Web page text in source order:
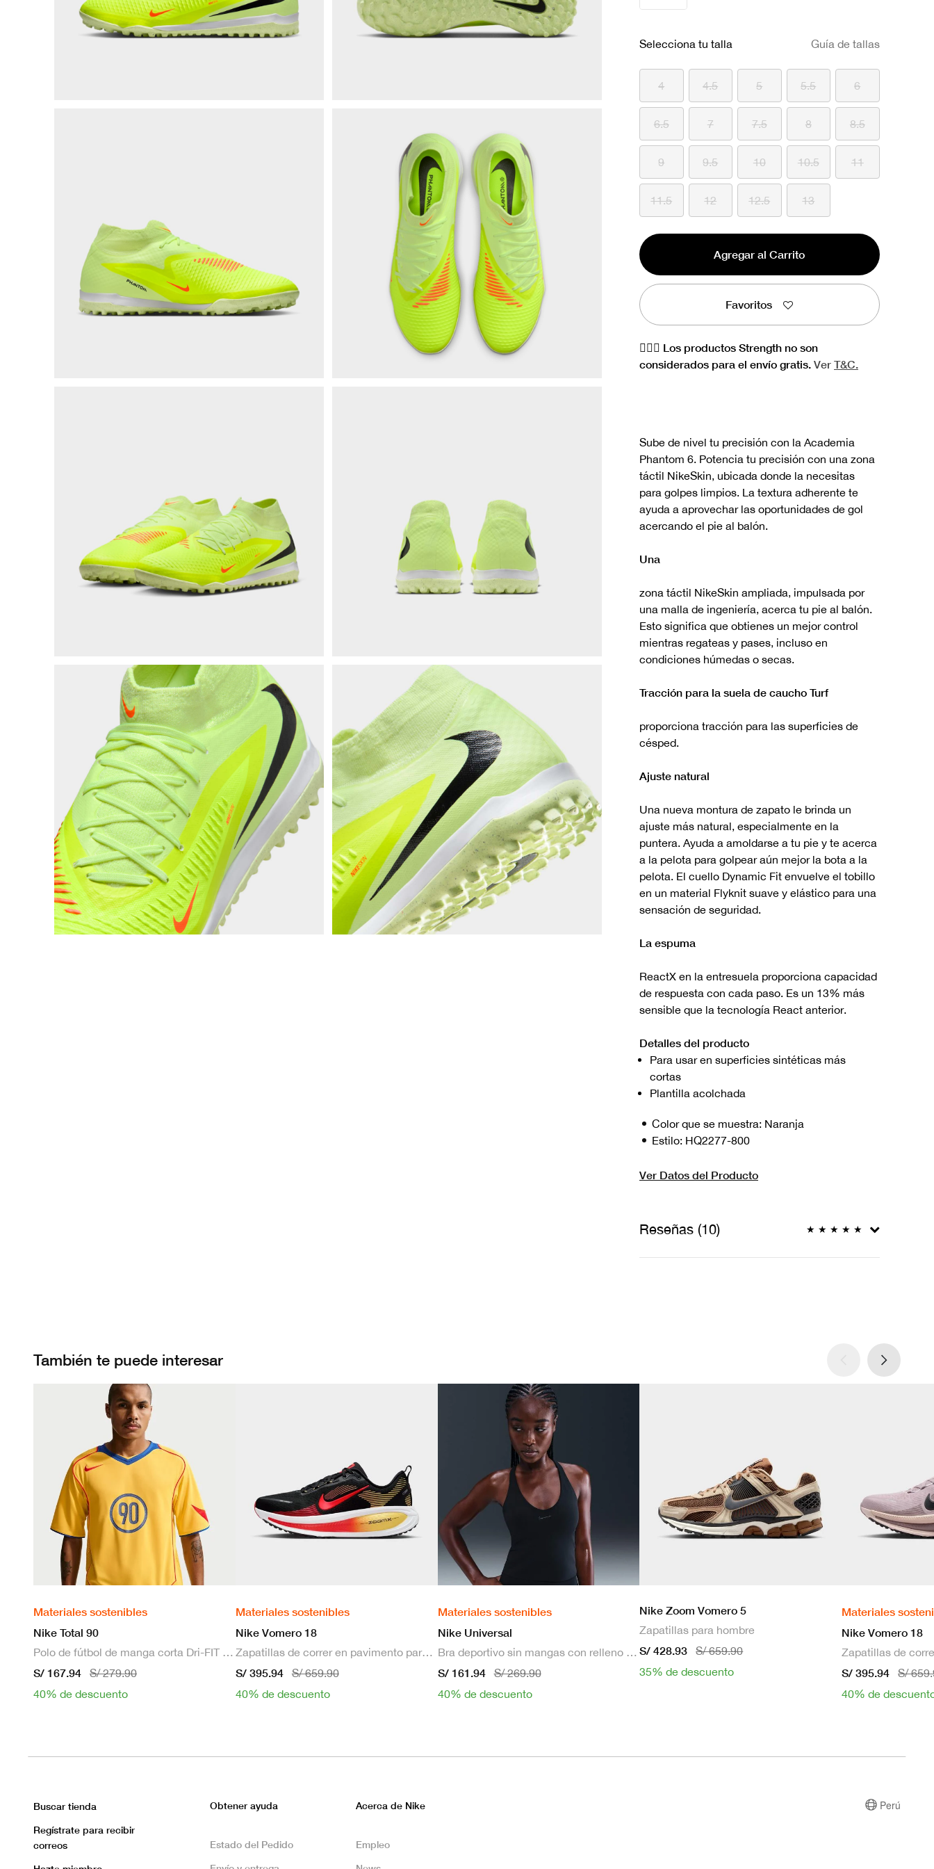
Selecciona tu talla Guía de tallas
4 4.5 5 5.5 6
6.5 7 7.5 8 8.5
9 9.5 10 10.5 11
11.5 12 12.5 13
Agregar al Carrito
Favoritos
🏋🏻‍♀️ Los productos Strength no son
considerados para el envío gratis. Ver T&C.
Sube de nivel tu precisión con la Academia
Phantom 6. Potencia tu precisión con una zona
táctil NikeSkin, ubicada donde la necesitas
para golpes limpios. La textura adherente te
ayuda a aprovechar las oportunidades de gol
acercando el pie al balón.
Una
zona táctil NikeSkin ampliada, impulsada por
una malla de ingeniería, acerca tu pie al balón.
Esto significa que obtienes un mejor control
mientras regateas y pases, incluso en
condiciones húmedas o secas.
Tracción para la suela de caucho Turf
proporciona tracción para las superficies de
césped.
Ajuste natural
Una nueva montura de zapato le brinda un
ajuste más natural, especialmente en la
puntera. Ayuda a amoldarse a tu pie y te acerca
a la pelota para golpear aún mejor la bota a la
pelota. El cuello Dynamic Fit envuelve el tobillo
en un material Flyknit suave y elástico para una
sensación de seguridad.
La espuma
ReactX en la entresuela proporciona capacidad
de respuesta con cada paso. Es un 13% más
sensible que la tecnología React anterior.
Detalles del producto
Para usar en superficies sintéticas más
cortas
Plantilla acolchada
Color que se muestra: Naranja
Estilo: HQ2277-800
Ver Datos del Producto
Reseñas (10) ★ ★ ★ ★ ★
También te puede interesar
Materiales sostenibles
Nike Total 90
Polo de fútbol de manga corta Dri-FIT para hombre
S/ 167.94
S/ 279.90
40% de descuento
Materiales sostenibles
Nike Vomero 18
Zapatillas de correr en pavimento para hombre
S/ 395.94
S/ 659.90
40% de descuento
Materiales sostenibles
Nike Universal
Bra deportivo sin mangas con relleno de sujeción media para mujer
S/ 161.94
S/ 269.90
40% de descuento
Nike Zoom Vomero 5
Zapatillas para hombre
S/ 428.93
S/ 659.90
35% de descuento
Materiales
Nike Vomero 18
S/ 395.94
S/
40% de
Buscar tienda
Regístrate para recibir
correos
Obtener ayuda
Estado del Pedido
Acerca de Nike
Empleo
Perú